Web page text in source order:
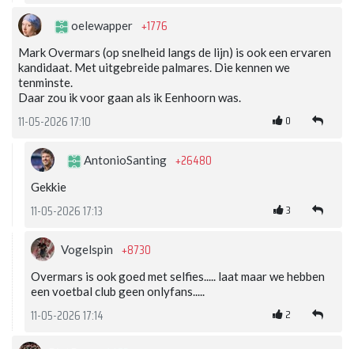
oelewapper +1776
Mark Overmars (op snelheid langs de lijn) is ook een ervaren
kandidaat. Met uitgebreide palmares. Die kennen we
tenminste.
Daar zou ik voor gaan als ik Eenhoorn was.
11-05-2026 17:10 0
AntonioSanting +26480
Gekkie
11-05-2026 17:13 3
Vogelspin +8730
Overmars is ook goed met selfies..... laat maar we hebben
een voetbal club geen onlyfans.....
11-05-2026 17:14 2